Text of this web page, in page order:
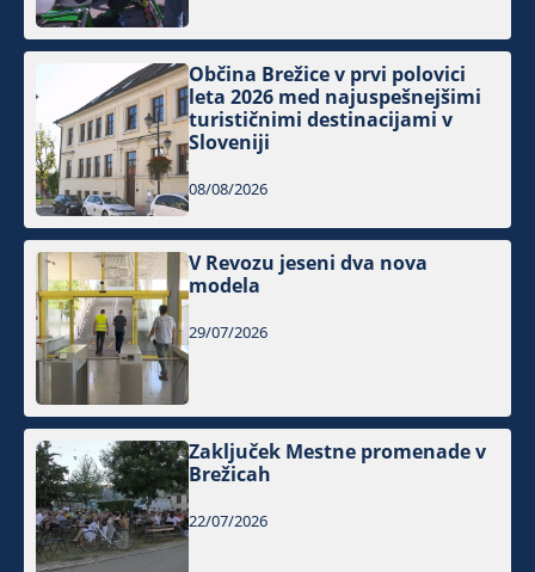
Občina Brežice v prvi polovici
leta 2026 med najuspešnejšimi
turističnimi destinacijami v
Sloveniji
08/08/2026
V Revozu jeseni dva nova
modela
29/07/2026
Zaključek Mestne promenade v
Brežicah
22/07/2026